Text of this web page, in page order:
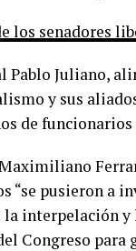
los senadores
Pablo Juliano,
y sus
de funcionarios
“se pusieron a
la interpelación y
Congreso